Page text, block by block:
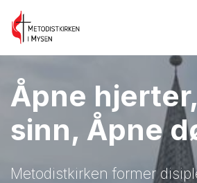
Åpne
sinn, Åpne
Metodistkirken former